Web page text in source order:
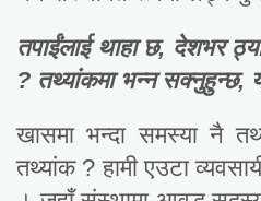
तपाईंलाई थाहा छ, देशभर
? तथ्यांकमा भन्न सक्नुहुन्छ,
खासमा भन्दा समस्या नै
तथ्यांक ? हामी एउटा